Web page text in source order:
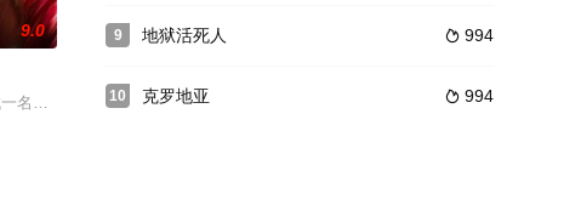
怀疑，究竟是谁或背后有什么原因，导致
9.0
名连环杀手的恶性谋杀狂潮时，一切都不是表面看上去的那样。
9  994
地狱活死人
10  994
克罗地亚